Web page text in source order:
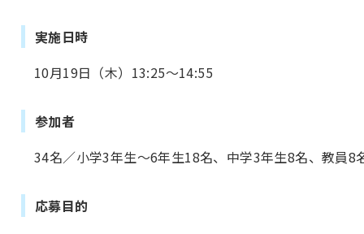
実施日時
10月19日（木）13:25～14:55
参加者
34名／小学3年生～6年生18名、中学3年生8名、教員8
応募目的